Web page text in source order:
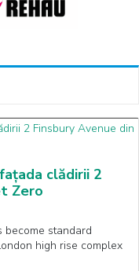
clădirii 2
Zero
become standard
high rise complex